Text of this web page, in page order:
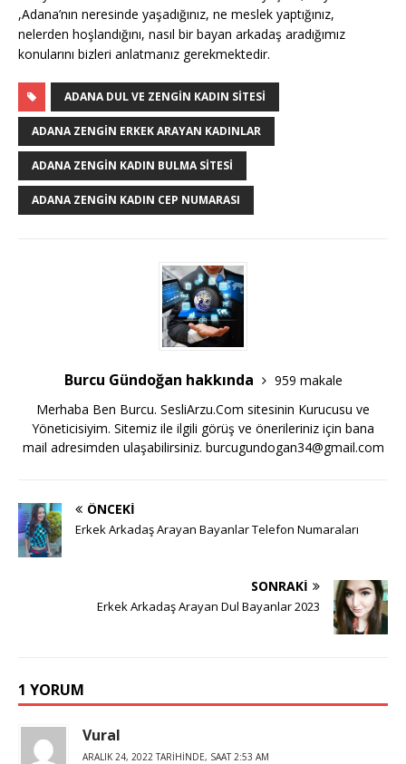
,Adana’nın neresinde yaşadığınız, ne meslek yaptığınız,
nelerden hoşlandığını, nasıl bir bayan arkadaş aradığımız
konularını bizleri anlatmanız gerekmektedir.
ADANA DUL VE ZENGIN KADIN SITESI
ADANA ZENGIN ERKEK ARAYAN KADINLAR
ADANA ZENGIN KADIN BULMA SITESI
ADANA ZENGIN KADIN CEP NUMARASI
Burcu Gündoğan hakkında
959 makale
Merhaba Ben Burcu. SesliArzu.Com sitesinin Kurucusu ve
Yöneticisiyim. Sitemiz ile ilgili görüş ve önerileriniz için bana
mail adresimden ulaşabilirsiniz. burcugundogan34@gmail.com
ÖNCEKI
Erkek Arkadaş Arayan Bayanlar Telefon Numaraları
SONRAKI
Erkek Arkadaş Arayan Dul Bayanlar 2023
1 YORUM
Vural
ARALIK 24, 2022 TARIHINDE, SAAT 2:53 AM